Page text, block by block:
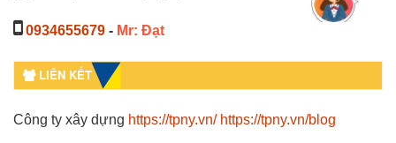
0934655679 - Mr: Đạt
LIÊN KẾT
Công ty xây dựng https://tpny.vn/ https://tpny.vn/blog